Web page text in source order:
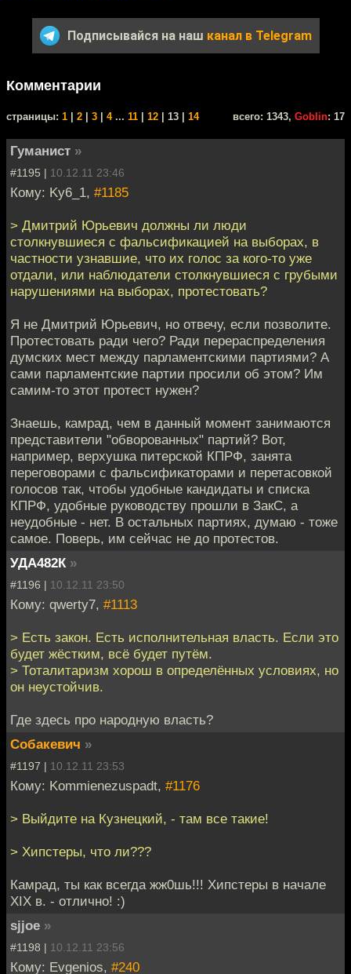
Подписывайся на наш канал в Telegram
Комментарии
cтраницы: 1 2 3 4... 11 12 | 13 | 14 всего: 1343, Goblin: 17
Гуманист »
#1195 | 10.12.11 23:46
Кому: Ky6_1, #1185
> Дмитрий Юрьевич должны ли люди
столкнувшиеся с фальсификацией на выборах, в
частности узнавшие, что их голос за кого-то уже
отдали, или наблюдатели столкнувшиеся с грубыми
нарушениями на выборах, протестовать?
Я не Дмитрий Юрьевич, но отвечу, если позволите.
Протестовать ради чего? Ради перераспределения
думских мест между парламентскими партиями? А
сами парламентские партии просили об этом? Им
самим-то этот протест нужен?
Знаешь, камрад, чем в данный момент занимаются
представители "обворованных" партий? Вот,
например, верхушка питерской КПРФ, занята
переговорами с фальсификаторами и перетасовкой
голосов так, чтобы удобные кандидаты и списка
КПРФ, удобные руководству прошли в ЗакС, а
неудобные - нет. В остальных партиях, думаю - тоже
самое. Поверь, им сейчас не до протестов.
УДА482К »
#1196 | 10.12.11 23:50
Кому: qwerty7, #1113
> Есть закон. Есть исполнительная власть. Если это
будет жёстким, всё будет путём.
> Тоталитаризм хорош в определённых условиях, но
он неустойчив.
Где здесь про народную власть?
Собакевич »
#1197 | 10.12.11 23:53
Кому: Kommienezuspadt, #1176
> Выйдите на Кузнецкий, - там все такие!
> Хипстеры, что ли???
Камрад, ты как всегда жж0шь!!! Хипстеры в начале
XIX в. - отлично! :)
sjjoe »
#1198 | 10.12.11 23:56
Кому: Evgenios, #240